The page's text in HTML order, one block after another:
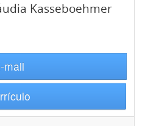
Kasseboehmer
mail